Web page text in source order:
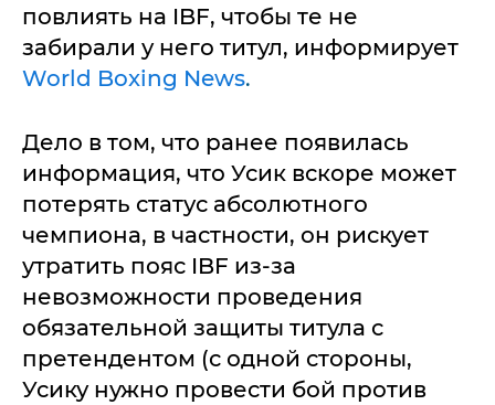
повлиять на IBF, чтобы те не
забирали у него титул, информирует
World Boxing News.
Дело в том, что ранее появилась
информация, что Усик вскоре может
потерять статус абсолютного
чемпиона, в частности, он рискует
утратить пояс IBF из-за
невозможности проведения
обязательной защиты титула с
претендентом (с одной стороны,
Усику нужно провести бой против